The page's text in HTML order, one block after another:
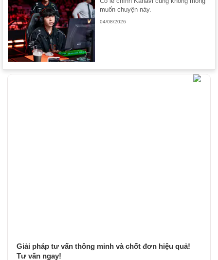
muốn chuyện này.
04/08/2026
Giải pháp tư vấn thông minh và chốt đơn hiệu quả!
Tư vấn ngay!